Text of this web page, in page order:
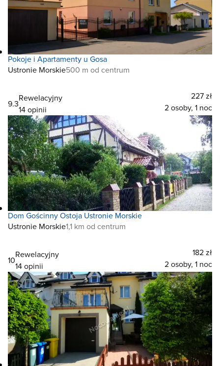
Pokoje i Apartamenty u Gosa
Ustronie Morskie500 m od centrum
9.3
Rewelacyjny
14 opinii
227 zł
2 osoby, 1 noc
Dom Gościnny Ostoja Ustronie Morskie
Ustronie Morskie1,1 km od centrum
10
Rewelacyjny
14 opinii
182 zł
2 osoby, 1 noc